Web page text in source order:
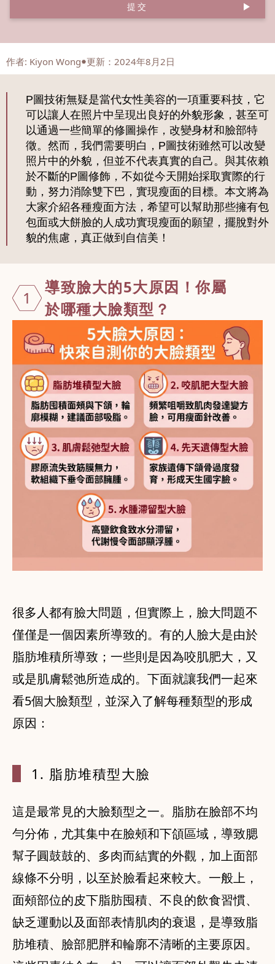
提交
作者: Kiyon Wong 更新：2024年8月2日
P圖技術無疑是當代女性美容的一項重要科技，它
可以讓人在照片中呈現出良好的外貌形象，甚至可
以通過一些簡單的修圖操作，改變身材和臉部特
徵。然而，我們需要明白，P圖技術雖然可以改變
照片中的外貌，但並不代表真實的自己。與其依賴
於不斷的P圖修飾，不如從今天開始採取實際的行
動，努力消除雙下巴，實現瘦面的目標。本文將為
大家介紹各種瘦面方法，希望可以幫助那些擁有包
包面或大餅臉的人成功實現瘦面的願望，擺脫對外
貌的焦慮，真正做到自信美！
1
導致臉大的5大原因！你屬
於哪種大臉類型？
很多人都有臉大問題，但實際上，臉大問題不
僅僅是一個因素所導致的。有的人臉大是由於
脂肪堆積所導致；一些則是因為咬肌肥大，又
或是肌膚鬆弛所造成的。下面就讓我們一起來
看5個大臉類型，並深入了解每種類型的形成
原因：
1. 脂肪堆積型大臉
這是最常見的大臉類型之一。脂肪在臉部不均
勻分佈，尤其集中在臉頰和下頜區域，導致腮
幫子圓鼓鼓的、多肉而結實的外觀，加上面部
線條不分明，以至於臉看起來較大。一般上，
面頰部位的皮下脂肪囤積、不良的飲食習慣、
缺乏運動以及面部表情肌肉的衰退，是導致脂
肪堆積、臉部肥胖和輪廓不清晰的主要原因。